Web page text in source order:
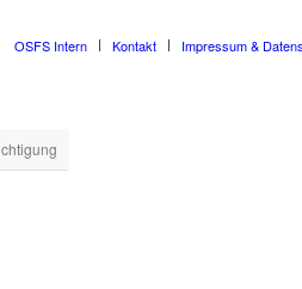
OSFS Intern
Kontakt Impressum &